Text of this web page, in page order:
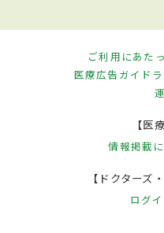
ご利用にあた
医療広告ガイド
【医
情報掲載
【ドクターズ
ログ